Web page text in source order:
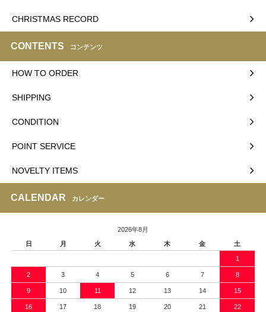
CHRISTMAS RECORD
CONTENTS コンテンツ
HOW TO ORDER
SHIPPING
CONDITION
POINT SERVICE
NOVELTY ITEMS
CALENDAR カレンダー
2026年8月
日
月 火 水 木 金 土
1
2 3 4 5 6 7 8
9 10 11 12 13 14 15
16 17 18 19 20 21 22